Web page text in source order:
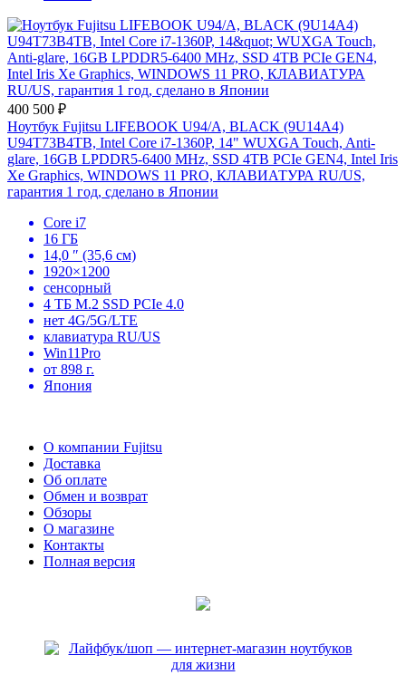
400 500 ₽
Ноутбук Fujitsu LIFEBOOK U94/A, BLACK (9U14A4)
U94T73B4TB, Intel Core i7-1360P, 14" WUXGA Touch, Anti-
glare, 16GB LPDDR5-6400 MHz, SSD 4TB PCIe GEN4, Intel Iris
Xe Graphics, WINDOWS 11 PRO, КЛАВИАТУРА RU/US,
гарантия 1 год, сделано в Японии
Core i7
16 ГБ
14,0 ″ (35,6 см)
1920×1200
сенсорный
4 ТБ M.2 SSD PCIe 4.0
нет 4G/5G/LTE
клавиатура RU/US
Win11Pro
от 898 г.
Япония
О компании Fujitsu
Доставка
Об оплате
Обмен и возврат
Обзоры
О магазине
Контакты
Полная версия